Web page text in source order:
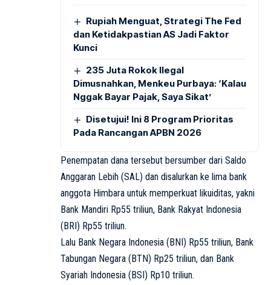
Rupiah Menguat, Strategi The Fed
dan Ketidakpastian AS Jadi Faktor
Kunci
235 Juta Rokok Ilegal
Dimusnahkan, Menkeu Purbaya: ‘Kalau
Nggak Bayar Pajak, Saya Sikat’
Disetujui! Ini 8 Program Prioritas
Pada Rancangan APBN 2026
Penempatan dana tersebut bersumber dari Saldo
Anggaran Lebih (SAL) dan disalurkan ke lima bank
anggota Himbara untuk memperkuat likuiditas, yakni
Bank Mandiri Rp55 triliun, Bank Rakyat Indonesia
(BRI) Rp55 triliun.
Lalu Bank Negara Indonesia (BNI) Rp55 triliun, Bank
Tabungan Negara (BTN) Rp25 triliun, dan Bank
Syariah Indonesia (BSI) Rp10 triliun.